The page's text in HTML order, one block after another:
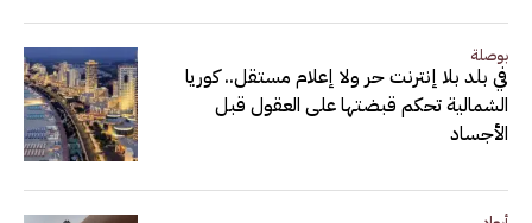
بوصلة
في بلد بلا إنترنت حر ولا إعلام مستقل.. كوريا
الشمالية تحكم قبضتها على العقول قبل
الأجساد